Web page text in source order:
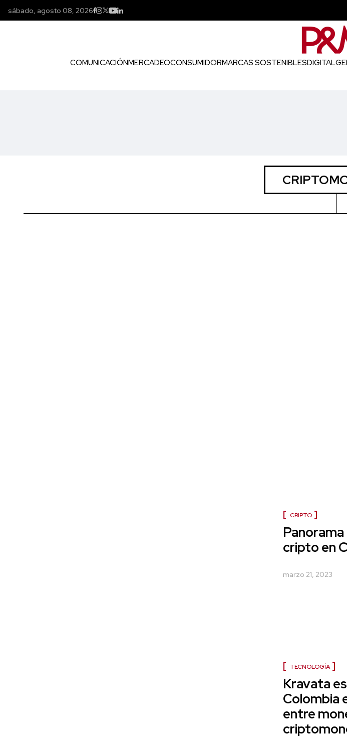
sábado, agosto 08, 2026
COMUNICACIÓNMERCADEOCONSUMIDORMARCAS SOSTENIBLESDIGITAL
CRIPTO
cripto en
marzo 21, 2023
TECNOLOGÍA
Kravata
Colombia
entre